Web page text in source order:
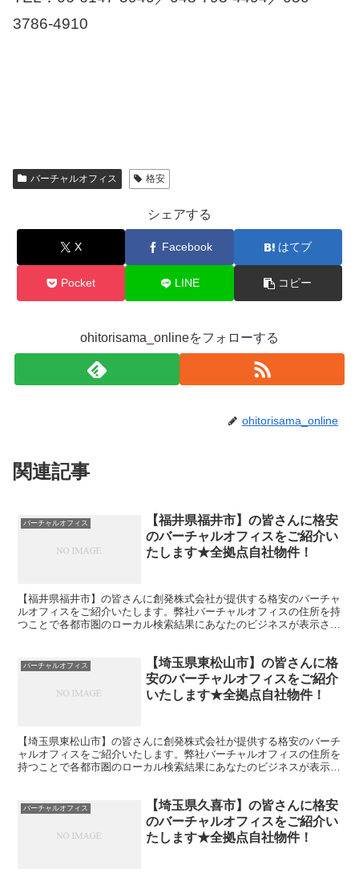
3786-4910
バーチャルオフィス 格安
シェアする
X Facebook はてブ
Pocket LINE コピー
ohitorisama_onlineをフォローする
ohitorisama_online
関連記事
バーチャルオフィス
【福井県福井市】の皆さんに格安
のバーチャルオフィスをご紹介い
たします★全拠点自社物件！
【福井県福井市】の皆さんに創発株式会社が提供する格安のバーチャ
ルオフィスをご紹介いたします。弊社バーチャルオフィスの住所を持
つことで各都市圏のローカル検索結果にあなたのビジネスが表示され
バーチャルオフィス
【埼玉県東松山市】の皆さんに格
安のバーチャルオフィスをご紹介
いたします★全拠点自社物件！
【埼玉県東松山市】の皆さんに創発株式会社が提供する格安のバーチ
ャルオフィスをご紹介いたします。弊社バーチャルオフィスの住所を
持つことで各都市圏のローカル検索結果にあなたのビジネスが表示さ
バーチャルオフィス
【埼玉県久喜市】の皆さんに格安
のバーチャルオフィスをご紹介い
たします★全拠点自社物件！